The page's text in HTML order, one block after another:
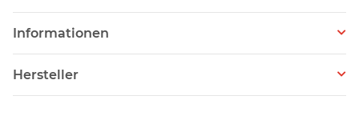
Informationen
Hersteller